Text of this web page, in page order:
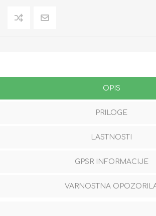
OPIS
PRILOGE
LASTNOSTI
GPSR INFORMACIJE
VARNOSTNA